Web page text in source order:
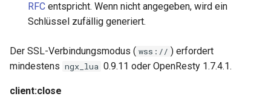
RFC entspricht. Wenn nicht angegeben, wird ein
Schlüssel zufällig generiert.
Der SSL-Verbindungsmodus ( wss:// ) erfordert
mindestens ngx_lua 0.9.11 oder OpenResty 1.7.4.1.
client:close